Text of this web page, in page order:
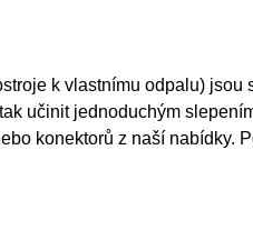
k vlastnímu odpalu) jsou
učinit jednoduchým
konektorů z naší nabídky.